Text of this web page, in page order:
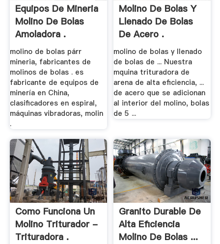
Equipos De Mineria
Molino De Bolas
Amoladora .
molino de bolas párr
mineria, fabricantes de
molinos de bolas . es
fabricante de equipos de
minería en China,
clasificadores en espiral,
máquinas vibradoras, molin
.
Molino De Bolas Y
Llenado De Bolas
De Acero .
molino de bolas y llenado
de bolas de ... Nuestra
mquina trituradora de
arena de alta eficiencia, ...
de acero que se adicionan
al interior del molino, bolas
de 5 ...
Como Funciona Un
Molino Triturador -
Trituradora .
Granito Durable De
Alta Eficiencia
Molino De Bolas ...